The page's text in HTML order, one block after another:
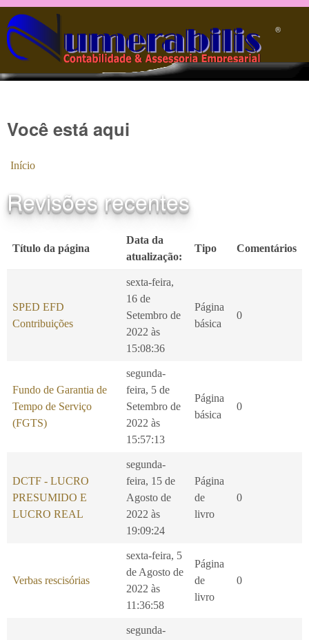
Pular para o conteúdo principal
®️
Você está aqui
Início
Revisões recentes
Título da página
Data da
atualização:
Tipo Comentários
SPED EFD
Contribuições
sexta-feira,
16 de
Setembro de
2022 às
15:08:36
Página
básica
0
Fundo de Garantia de
Tempo de Serviço
(FGTS)
segunda-
feira, 5 de
Setembro de
2022 às
15:57:13
Página
básica
0
DCTF - LUCRO
PRESUMIDO E
LUCRO REAL
segunda-
feira, 15 de
Agosto de
2022 às
19:09:24
Página
de
livro
0
Verbas rescisórias
sexta-feira, 5
de Agosto de
2022 às
11:36:58
Página
de
livro
0
segunda-